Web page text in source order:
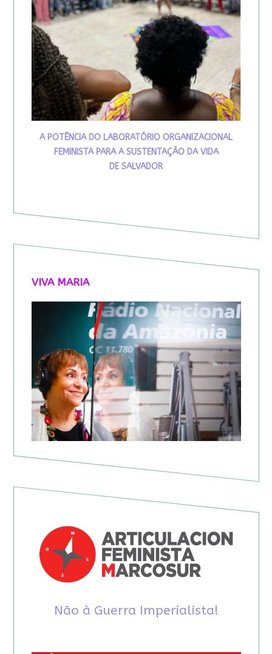
A POTÊNCIA DO LABORATÓRIO ORGANIZACIONAL
FEMINISTA PARA A SUSTENTAÇÃO DA VIDA
DE SALVADOR
VIVA MARIA
Não à Guerra Imperialista!